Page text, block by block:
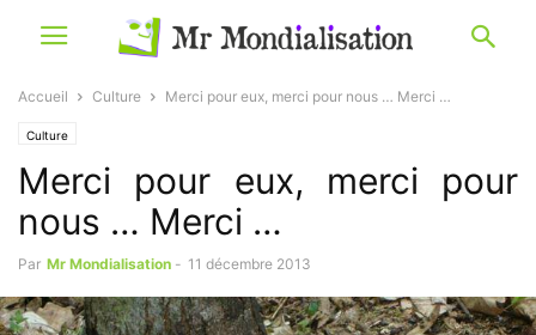
Accueil Culture Merci pour eux, merci pour nous … Merci …
Culture
Merci pour eux, merci pour
nous … Merci …
Par Mr Mondialisation - 11 décembre 2013